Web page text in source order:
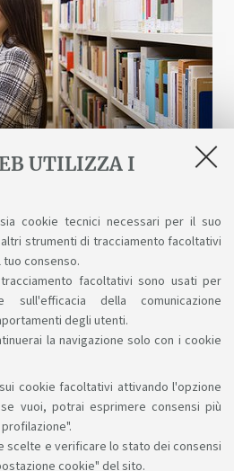
UTILIZZA I
cookie tecnici necessari per il suo
strumenti di tracciamento facoltativi
consenso.
facoltativi sono usati per
sull'efficacia della comunicazione
degli utenti.
la navigazione solo con i cookie
cookie facoltativi attivando l'opzione
vuoi, potrai esprimere consensi più
scelte e verificare lo stato dei consensi
cookie" del sito.
digitali
scienza, arte, storia a
anche online.
diritto alla conoscenza
Seguici su: